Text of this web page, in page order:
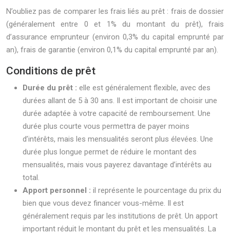
N’oubliez pas de comparer les frais liés au prêt : frais de dossier
(généralement entre 0 et 1% du montant du prêt), frais
d’assurance emprunteur (environ 0,3% du capital emprunté par
an), frais de garantie (environ 0,1% du capital emprunté par an).
Conditions de prêt
Durée du prêt : elle est généralement flexible, avec des
durées allant de 5 à 30 ans. Il est important de choisir une
durée adaptée à votre capacité de remboursement. Une
durée plus courte vous permettra de payer moins
d’intérêts, mais les mensualités seront plus élevées. Une
durée plus longue permet de réduire le montant des
mensualités, mais vous payerez davantage d’intérêts au
total.
Apport personnel : il représente le pourcentage du prix du
bien que vous devez financer vous-même. Il est
généralement requis par les institutions de prêt. Un apport
important réduit le montant du prêt et les mensualités. La